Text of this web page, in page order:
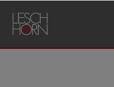
springen